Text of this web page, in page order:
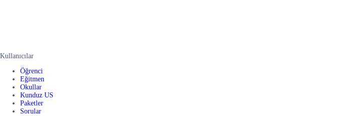
Kullanıcılar
Öğrenci
Eğitmen
Okullar
Kunduz US
Paketler
Sorular